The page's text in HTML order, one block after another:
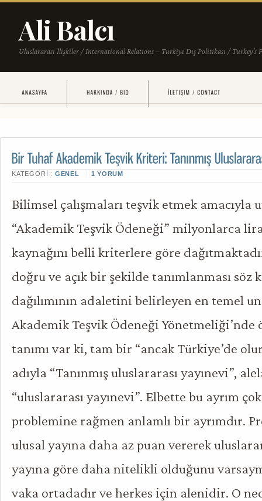
KATEGORI : GENEL 1 YORUM
Bilimsel çalışmaları teşvik etmek amacıyla
“Akademik Teşvik Ödeneği” milyonlarca
kaynağını belli kriterlere göre
doğru ve açık bir şekilde tanımlanması söz
dağılımının adaletini belirleyen en temel
Akademik Teşvik Ödeneği
tanımı var ki, tam bir “ancak Türkiye’de
adıyla “Tanınmış uluslararası yayınevi”,
“uluslararası yayınevi”. Elbette bu ayrım
problemine rağmen anlamlı bir ayrımdır.
ulusal yayına daha az puan vererek
yayına göre daha nitelikli olduğunu
vaka ortadadır ve herkes için alenidir. O